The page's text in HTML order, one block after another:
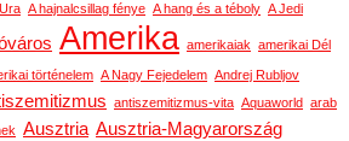
A hajnalcsillag fénye A hang és a téboly A Jedi
Amerika amerikaiak amerikai Dél
történelem A Nagy Fejedelem Andrej Rubljov
antiszemitizmus-vita Aquaworld arab
Ausztria Ausztria-Magyarország